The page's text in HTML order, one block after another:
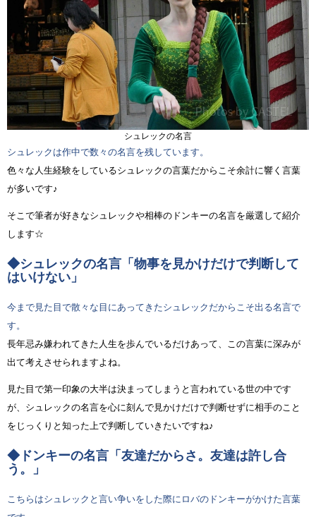
シュレックの名言
シュレックは作中で数々の名言を残しています。
色々な人生経験をしているシュレックの言葉だからこそ余計に響く言葉
が多いです♪
そこで筆者が好きなシュレックや相棒のドンキーの名言を厳選して紹介
します☆
◆シュレックの名言「物事を見かけだけで判断して
はいけない」
今まで見た目で散々な目にあってきたシュレックだからこそ出る名言で
す。
長年忌み嫌われてきた人生を歩んでいるだけあって、この言葉に深みが
出て考えさせられますよね。
見た目で第一印象の大半は決まってしまうと言われている世の中です
が、シュレックの名言を心に刻んで見かけだけで判断せずに相手のこと
をじっくりと知った上で判断していきたいですね♪
◆ドンキーの名言「友達だからさ。友達は許し合
う。」
こちらはシュレックと言い争いをした際にロバのドンキーがかけた言葉